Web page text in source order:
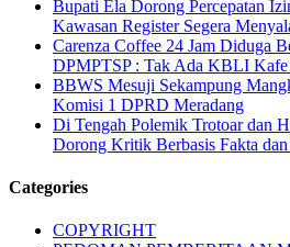
Bupati Ela Dorong Percepatan
Kawasan Register Segera
Carenza Coffee 24 Jam Diduga
DPMPTSP : Tak Ada KBLI Kafe
BBWS Mesuji Sekampung
Komisi 1 DPRD Meradang
Di Tengah Polemik Trotoar dan
Dorong Kritik Berbasis Fakta
Categories
COPYRIGHT